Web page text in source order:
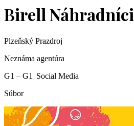
Birell Náhradníci
Plzeňský Prazdroj
Neznáma agentúra
G1 – G1 ­ Social Media
Súbor